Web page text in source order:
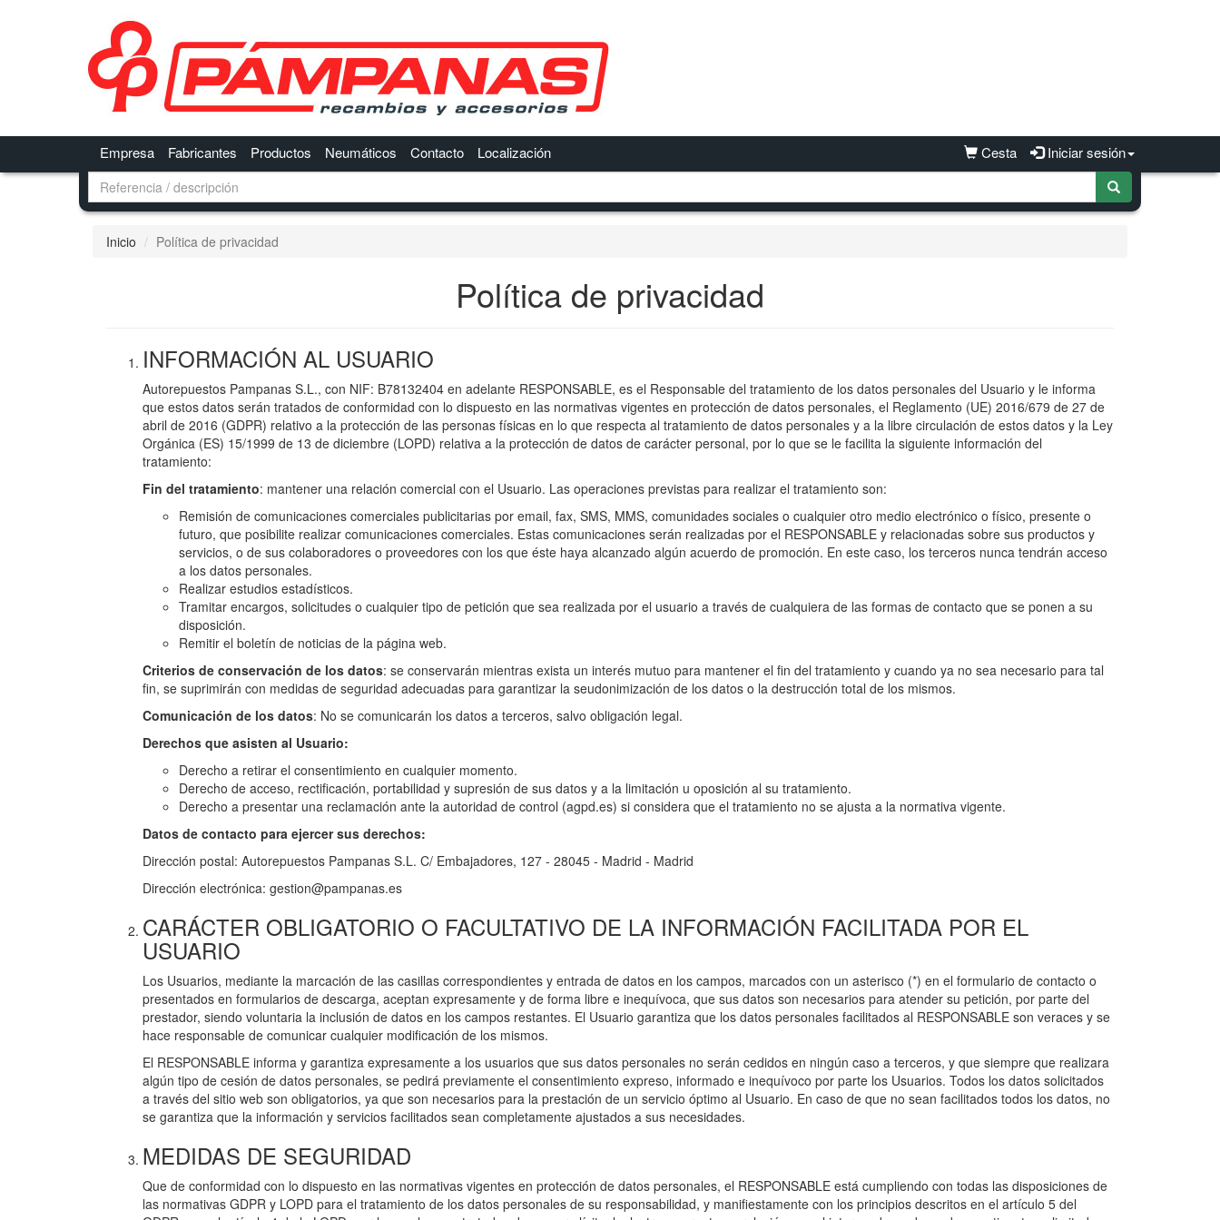
Cesta Iniciar sesión
Empresa Fabricantes Productos Neumáticos Contacto Localización
Inicio Política de privacidad
Política de privacidad
INFORMACIÓN AL USUARIO
Autorepuestos Pampanas S.L., con NIF: B78132404 en adelante RESPONSABLE, es el Responsable del tratamiento de los datos personales del Usuario y le informa
que estos datos serán tratados de conformidad con lo dispuesto en las normativas vigentes en protección de datos personales, el Reglamento (UE) 2016/679 de 27 de
abril de 2016 (GDPR) relativo a la protección de las personas físicas en lo que respecta al tratamiento de datos personales y a la libre circulación de estos datos y la Ley
Orgánica (ES) 15/1999 de 13 de diciembre (LOPD) relativa a la protección de datos de carácter personal, por lo que se le facilita la siguiente información del
tratamiento:
Fin del tratamiento: mantener una relación comercial con el Usuario. Las operaciones previstas para realizar el tratamiento son:
Remisión de comunicaciones comerciales publicitarias por email, fax, SMS, MMS, comunidades sociales o cualquier otro medio electrónico o físico, presente o
futuro, que posibilite realizar comunicaciones comerciales. Estas comunicaciones serán realizadas por el RESPONSABLE y relacionadas sobre sus productos y
servicios, o de sus colaboradores o proveedores con los que éste haya alcanzado algún acuerdo de promoción. En este caso, los terceros nunca tendrán acceso
a los datos personales.
Realizar estudios estadísticos.
Tramitar encargos, solicitudes o cualquier tipo de petición que sea realizada por el usuario a través de cualquiera de las formas de contacto que se ponen a su
disposición.
Remitir el boletín de noticias de la página web.
Criterios de conservación de los datos: se conservarán mientras exista un interés mutuo para mantener el fin del tratamiento y cuando ya no sea necesario para tal
fin, se suprimirán con medidas de seguridad adecuadas para garantizar la seudonimización de los datos o la destrucción total de los mismos.
Comunicación de los datos: No se comunicarán los datos a terceros, salvo obligación legal.
Derechos que asisten al Usuario:
Derecho a retirar el consentimiento en cualquier momento.
Derecho de acceso, rectificación, portabilidad y supresión de sus datos y a la limitación u oposición al su tratamiento.
Derecho a presentar una reclamación ante la autoridad de control (agpd.es) si considera que el tratamiento no se ajusta a la normativa vigente.
Datos de contacto para ejercer sus derechos:
Dirección postal: Autorepuestos Pampanas S.L. C/ Embajadores, 127 - 28045 - Madrid - Madrid
Dirección electrónica: gestion@pampanas.es
CARÁCTER OBLIGATORIO O FACULTATIVO DE LA INFORMACIÓN FACILITADA POR EL
USUARIO
Los Usuarios, mediante la marcación de las casillas correspondientes y entrada de datos en los campos, marcados con un asterisco (*) en el formulario de contacto o
presentados en formularios de descarga, aceptan expresamente y de forma libre e inequívoca, que sus datos son necesarios para atender su petición, por parte del
prestador, siendo voluntaria la inclusión de datos en los campos restantes. El Usuario garantiza que los datos personales facilitados al RESPONSABLE son veraces y se
hace responsable de comunicar cualquier modificación de los mismos.
El RESPONSABLE informa y garantiza expresamente a los usuarios que sus datos personales no serán cedidos en ningún caso a terceros, y que siempre que realizara
algún tipo de cesión de datos personales, se pedirá previamente el consentimiento expreso, informado e inequívoco por parte los Usuarios. Todos los datos solicitados
a través del sitio web son obligatorios, ya que son necesarios para la prestación de un servicio óptimo al Usuario. En caso de que no sean facilitados todos los datos, no
se garantiza que la información y servicios facilitados sean completamente ajustados a sus necesidades.
MEDIDAS DE SEGURIDAD
Que de conformidad con lo dispuesto en las normativas vigentes en protección de datos personales, el RESPONSABLE está cumpliendo con todas las disposiciones de
las normativas GDPR y LOPD para el tratamiento de los datos personales de su responsabilidad, y manifiestamente con los principios descritos en el artículo 5 del